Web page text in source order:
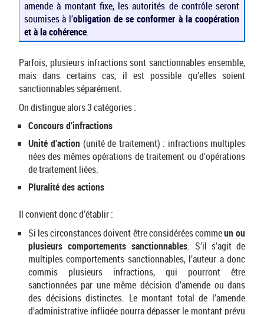
amende à montant fixe, les autorités de contrôle seront
soumises à l’obligation de se conformer à la coopération
et à la cohérence.
Parfois, plusieurs infractions sont sanctionnables ensemble,
mais dans certains cas, il est possible qu’elles soient
sanctionnables séparément.
On distingue alors 3 catégories :
Concours d’infractions
Unité d’action (unité de traitement) : infractions multiples
nées des mêmes opérations de traitement ou d’opérations
de traitement liées.
Pluralité des actions
Il convient donc d’établir :
Si les circonstances doivent être considérées commeun ou
plusieurs comportements sanctionnables. S’il s’agit de
multiples comportements sanctionnables, l’auteur a donc
commis plusieurs infractions, qui pourront être
sanctionnées par une même décision d’amende ou dans
des décisions distinctes. Le montant total de l’amende
d’administrative infligée pourra dépasser le montant prévu